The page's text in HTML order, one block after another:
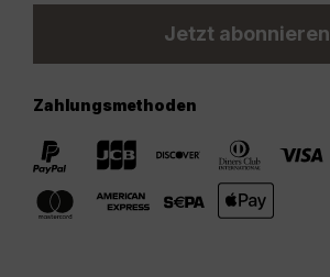
Jetzt abonnieren
Zahlungsmethoden